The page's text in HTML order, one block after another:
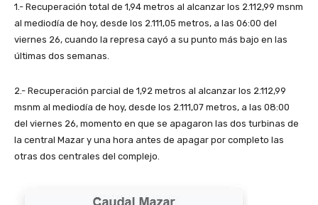
1.- Recuperación total de 1,94 metros al alcanzar los 2.112,99 msnm
al mediodía de hoy, desde los 2.111,05 metros, a las 06:00 del
viernes 26, cuando la represa cayó a su punto más bajo en las
últimas dos semanas.
2.- Recuperación parcial de 1,92 metros al alcanzar los 2.112,99
msnm al mediodía de hoy, desde los 2.111,07 metros, a las 08:00
del viernes 26, momento en que se apagaron las dos turbinas de
la central Mazar y una hora antes de apagar por completo las
otras dos centrales del complejo.